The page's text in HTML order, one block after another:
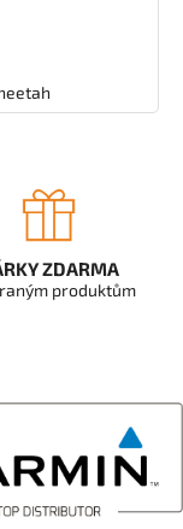
ZDARMA
produktům